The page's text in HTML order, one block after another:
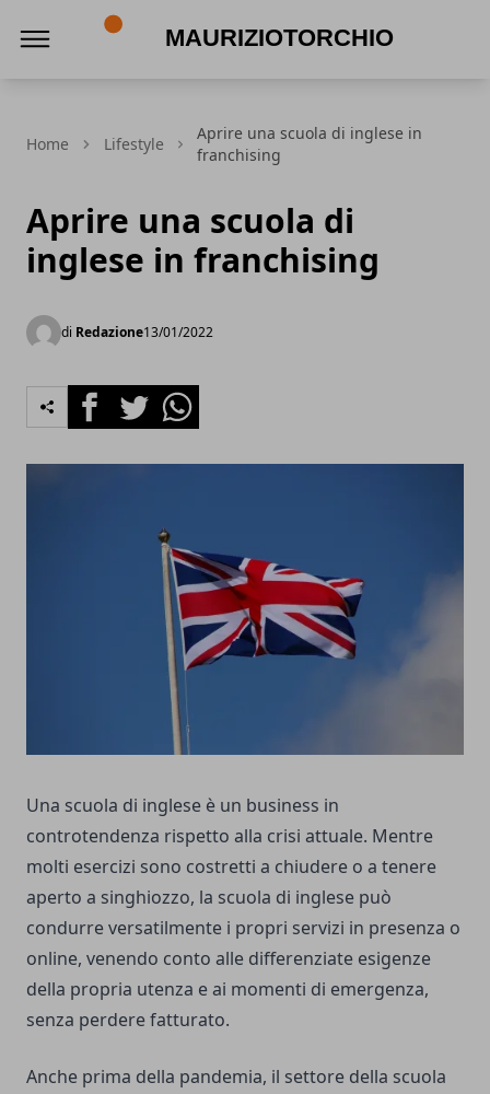
Home Lifestyle
Aprire una scuola di inglese in
franchising
Aprire una scuola di
inglese in franchising
di Redazione13/01/2022
FacebookTwitterWhatsapp
Una scuola di inglese è un business in
controtendenza rispetto alla crisi attuale. Mentre
molti esercizi sono costretti a chiudere o a tenere
aperto a singhiozzo, la scuola di inglese può
condurre versatilmente i propri servizi in presenza o
online, venendo conto alle differenziate esigenze
della propria utenza e ai momenti di emergenza,
senza perdere fatturato.
Anche prima della pandemia, il settore della scuola